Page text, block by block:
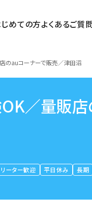
めての方よくあるご質
のauコーナーで販売／津田沼
／量販
ーター歓迎 平日休み 長期